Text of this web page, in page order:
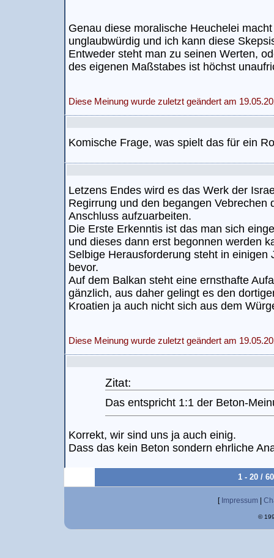
Genau diese moralische Heuchelei
unglaubwürdig und ich kann diese
Entweder steht man zu seinen Werten,
des eigenen Maßstabes ist höchst
Diese Meinung wurde zuletzt geändert am
Komische Frage, was spielt das für ein
Letzens Endes wird es das Werk der
Regirrung und den begangen
Anschluss aufzuarbeiten.
Die Erste Erkenntis ist das man sich
und dieses dann erst begonnen werden
Selbige Herausforderung steht in
bevor.
Auf dem Balkan steht eine ernsthafte
gänzlich, aus daher gelingt es den
Kroatien ja auch nicht sich aus dem
Diese Meinung wurde zuletzt geändert am
Zitat:
Das entspricht 1:1 der Beton-
Korrekt, wir sind uns ja auch einig.
Dass das kein Beton sondern ehrliche
1 - 20 /
[ Impressum
©